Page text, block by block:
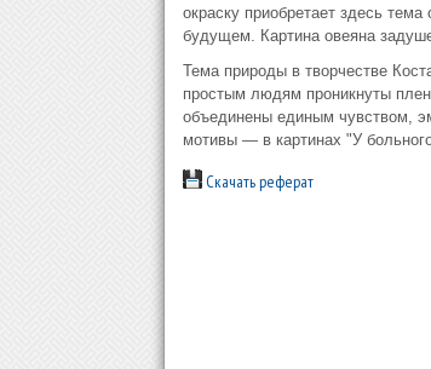
окраску приобретает здесь
будущем. Картина овеяна
Тема природы в творчестве
простым людям проникнуты
объединены единым чувством,
мотивы — в картинах "У
Скачать реферат